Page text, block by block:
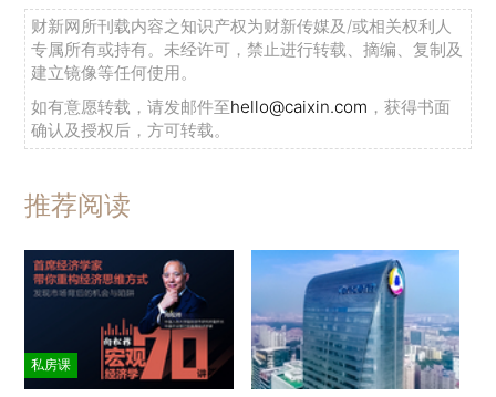
财新网所刊载内容之知识产权为财新传媒及/或相关权利人
专属所有或持有。未经许可，禁止进行转载、摘编、复制及
建立镜像等任何使用。
如有意愿转载，请发邮件至hello@caixin.com ，获得书面
确认及授权后，方可转载。
推荐阅读
私房课